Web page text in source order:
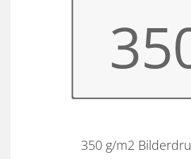
350 g/m2